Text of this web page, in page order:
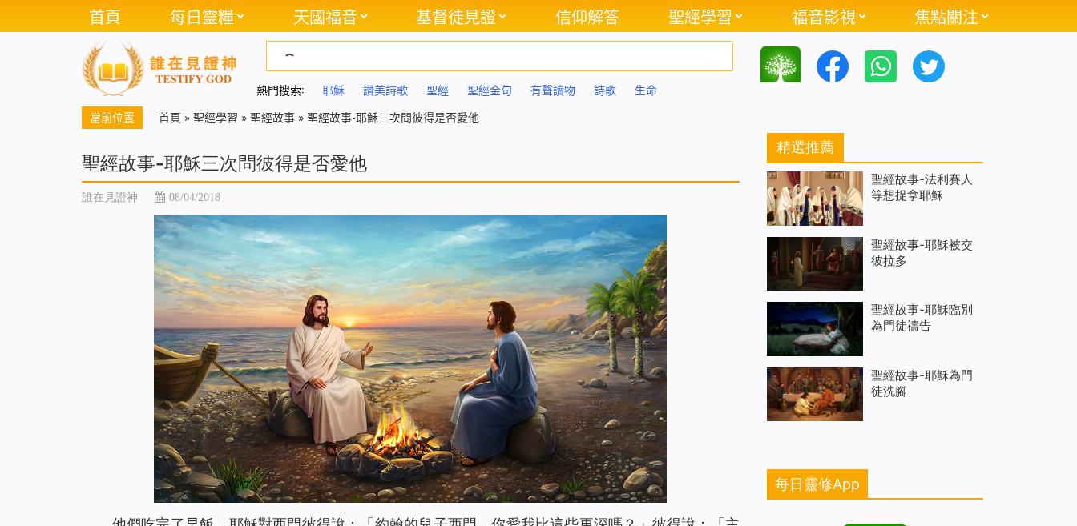
首頁 每日靈糧 天國福音 基督徒見證 信仰解答 聖經學習 福音影視 焦點關注
熱門搜索: 耶穌 讚美詩歌 聖經 聖經金句 有聲讀物 詩歌 生命
當前位置 首頁 » 聖經學習 » 聖經故事 » 聖經故事-耶穌三次問彼得是否愛他
聖經故事-耶穌三次問彼得是否愛他
誰在見證神 08/04/2018
精選推薦
聖經故事-法利賽人
等想捉拿耶穌
聖經故事-耶穌被交
彼拉多
聖經故事-耶穌臨別
為門徒禱告
聖經故事-耶穌為門
徒洗腳
每日靈修App